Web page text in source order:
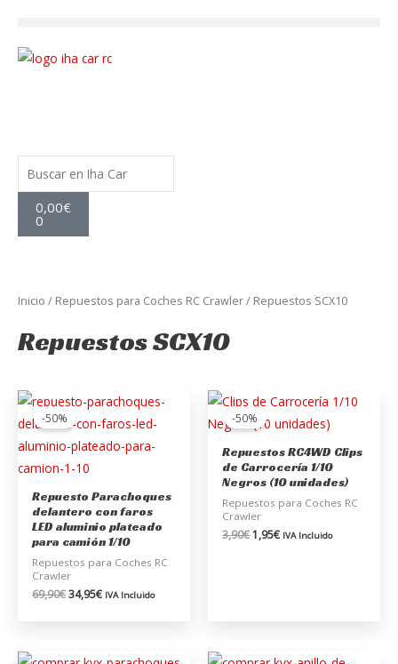
contenido
Buscar
0,00€
0
Carrito
Inicio / Repuestos para Coches RC Crawler/ Repuestos SCX10
Repuestos SCX10
-50%
Repuesto Parachoques
delantero con faros
LED aluminio plateado
para camión 1/10
Repuestos para Coches RC
Crawler
69,90€
El
precio
original
era:
69,90€.
34,95€
El
precio
actual
es:
34,95€.
IVA Incluido
-50%
Repuestos RC4WD Clips
de Carrocería 1/10
Negros (10 unidades)
Repuestos para Coches RC
Crawler
3,90€
El
precio
original
3,90€.
1,95€
El
precio
actual
1,95€.
IVA Incluido
El
El
El
El